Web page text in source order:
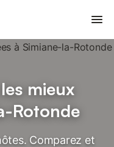
mieux
Rotonde
Comparez et